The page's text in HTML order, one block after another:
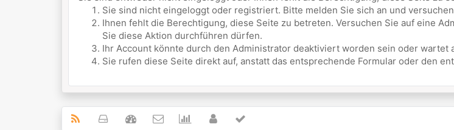
Sie sind nicht eingeloggt oder registriert. Bitte melden Sie sich an und
Ihnen fehlt die Berechtigung, diese Seite zu betreten. Versuchen Sie auf eine
Sie diese Aktion durchführen dürfen.
Ihr Account könnte durch den Administrator deaktiviert worden sein oder wartet
Sie rufen diese Seite direkt auf, anstatt das entsprechende Formular oder den